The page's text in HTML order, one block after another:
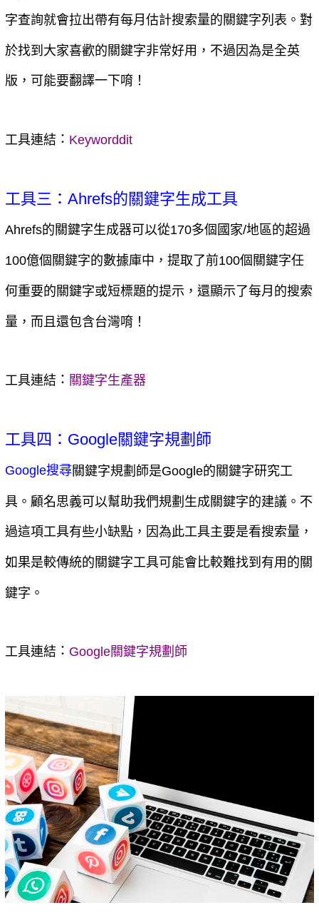
字查詢就會拉出帶有每月估計搜索量的關鍵字列表。對
於找到大家喜歡的關鍵字非常好用，不過因為是全英
版，可能要翻譯一下唷！
工具連結 ： Keyworddit
工具三：Ahrefs的關鍵字生成工具
Ahrefs的關鍵字生成器可以從170多個國家/地區的超過
100億個關鍵字的數據庫中，提取了前100個關鍵字任
何重要的關鍵字或短標題的提示，還顯示了每月的搜索
量，而且還包含台灣唷！
工具連結 ： 關鍵字生產器
工具四：Google關鍵字規劃師
Google搜尋關鍵字規劃師是Google的關鍵字研究工
具。顧名思義可以幫助我們規劃生成關鍵字的建議。不
過這項工具有些小缺點，因為此工具主要是看搜索量，
如果是較傳統的關鍵字工具可能會比較難找到有用的關
鍵字。
工具連結 ： Google關鍵字規劃師